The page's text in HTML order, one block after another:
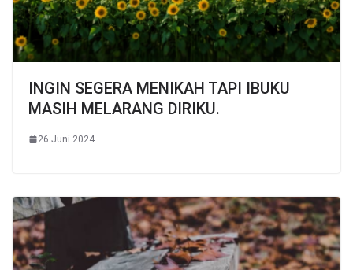
INGIN SEGERA MENIKAH TAPI IBUKU
MASIH MELARANG DIRIKU.
26 Juni 2024